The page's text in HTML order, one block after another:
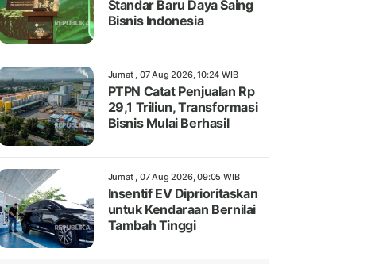
Standar Baru Daya Saing
Bisnis Indonesia
Jumat , 07 Aug 2026, 10:24 WIB
PTPN Catat Penjualan Rp
29,1 Triliun, Transformasi
Bisnis Mulai Berhasil
Jumat , 07 Aug 2026, 09:05 WIB
Insentif EV Diprioritaskan
untuk Kendaraan Bernilai
Tambah Tinggi